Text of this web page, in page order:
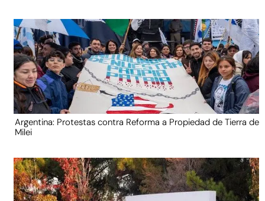
Argentina: Protestas contra Reforma a Propiedad de Tierra de
Milei